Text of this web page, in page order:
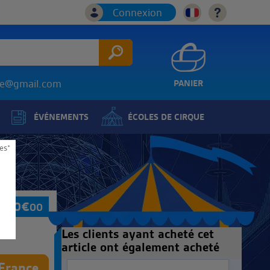
PANIER
ÉVÉNEMENTS ÉCOLES DE CIRQUE
400€00
Les clients ayant acheté cet
article ont également acheté
Connexion